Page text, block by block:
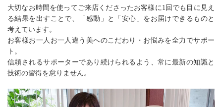
大切なお時間を使ってご来店くださったお客様に1回でも目に見え
る結果を出すことで、「感動」と「安心」をお届けできるものと
考えています。
お客様お一人お一人違う美へのこだわり・お悩みを全力でサポー
ト。
信頼されるサポーターであり続けられるよう、常に最新の知識と
技術の習得を怠りません。